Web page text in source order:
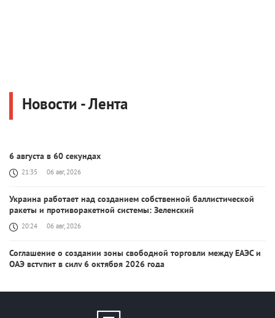
Новости - Лента
6 августа в 60 секундах
21:35 06 авг, 2026
Украина работает над созданием собственной баллистической
ракеты и противоракетной системы: Зеленский
20:24 06 авг, 2026
Соглашение о создании зоны свободной торговли между ЕАЭС и
ОАЭ вступит в силу 6 октября 2026 года